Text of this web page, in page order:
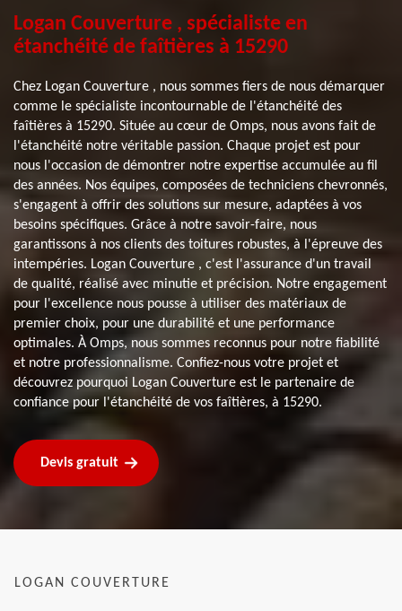
Logan Couverture , spécialiste en
étanchéité de faîtières à 15290
Chez Logan Couverture , nous sommes fiers de nous démarquer
comme le spécialiste incontournable de l'étanchéité des
faîtières à 15290. Située au cœur de Omps, nous avons fait de
l'étanchéité notre véritable passion. Chaque projet est pour
nous l'occasion de démontrer notre expertise accumulée au fil
des années. Nos équipes, composées de techniciens chevronnés,
s'engagent à offrir des solutions sur mesure, adaptées à vos
besoins spécifiques. Grâce à notre savoir-faire, nous
garantissons à nos clients des toitures robustes, à l'épreuve des
intempéries. Logan Couverture , c'est l'assurance d'un travail
de qualité, réalisé avec minutie et précision. Notre engagement
pour l'excellence nous pousse à utiliser des matériaux de
premier choix, pour une durabilité et une performance
optimales. À Omps, nous sommes reconnus pour notre fiabilité
et notre professionnalisme. Confiez-nous votre projet et
découvrez pourquoi Logan Couverture est le partenaire de
confiance pour l'étanchéité de vos faîtières, à 15290.
Devis gratuit
LOGAN COUVERTURE